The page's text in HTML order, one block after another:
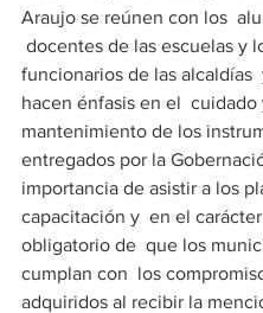
Araujo se reúnen con los
docentes de las escuelas y
funcionarios de las alcaldías
hacen énfasis en el  cuidado
mantenimiento de los
entregados por la
importancia de asistir a los
capacitación y  en el carácter
obligatorio de  que los
cumplan con  los
adquiridos al recibir la